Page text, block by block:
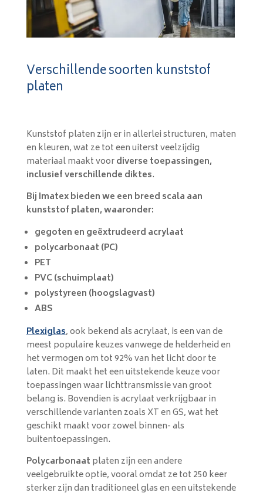
Verschillende soorten kunststof
platen
Kunststof platen zijn er in allerlei structuren, maten
en kleuren, wat ze tot een uiterst veelzijdig
materiaal maakt voordiverse toepassingen,
inclusief verschillende diktes.
Bij Imatex bieden we een breed scala aan
kunststof platen, waaronder:
gegoten en geëxtrudeerd acrylaat
polycarbonaat (PC)
PET
PVC (schuimplaat)
polystyreen (hoogslagvast)
ABS
Plexiglas, ook bekend als acrylaat, is een van de
meest populaire keuzes vanwege de helderheid en
het vermogen om tot 92% van het licht door te
laten. Dit maakt het een uitstekende keuze voor
toepassingen waar lichttransmissie van groot
belang is. Bovendien is acrylaat verkrijgbaar in
verschillende varianten zoals XT en GS, wat het
geschikt maakt voor zowel binnen- als
buitentoepassingen.
Polycarbonaat platen zijn een andere
veelgebruikte optie, vooral omdat ze tot 250 keer
sterker zijn dan traditioneel glas en een uitstekende